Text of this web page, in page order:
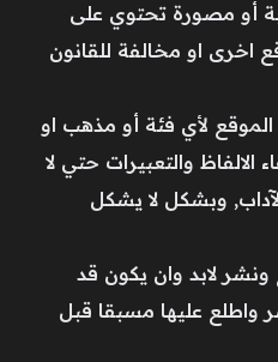
أو مصورة تحتوي على
او مخالفة للقانون
الموقع لأي فئة أو مذهب او
الالفاظ والتعبيرات حتي لا
وبشكل لا يشكل
لابد وان يكون قد
عليها مسبقا قبل